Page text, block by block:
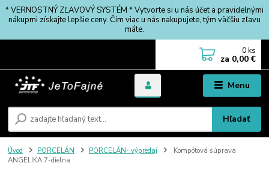
* VERNOSTNÝ ZĽAVOVÝ SYSTÉM * Vytvorte si u nás účet a pravidelnými
nákupmi získajte lepšie ceny. Čím viac u nás nakupujete, tým väčšiu zľavu
máte.
Menu
Hľadať
0 ks
za 0,00 €
Úvod PORCELÁN PORCELÁN- výpredaj
Kompótová súprava
ANGELIKA 7-dielna